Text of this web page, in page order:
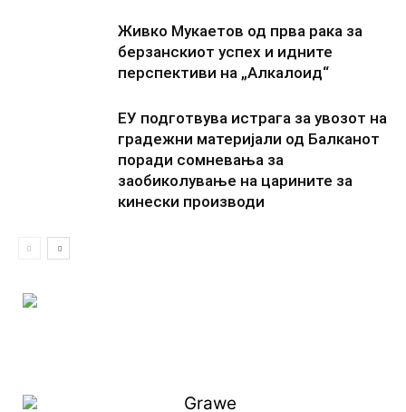
Живко Мукаетов од прва рака за
берзанскиот успех и идните
перспективи на „Алкалоид“
ЕУ подготвува истрага за увозот на
градежни материјали од Балканот
поради сомневања за
заобиколување на царините за
кинески производи